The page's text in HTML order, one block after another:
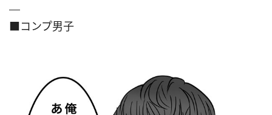
■コンプ男子